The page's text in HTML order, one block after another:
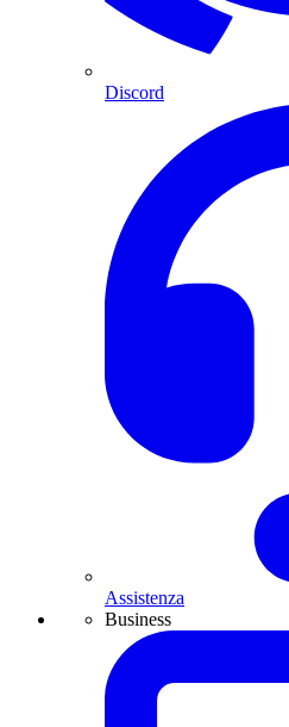
Discord
Assistenza
Business